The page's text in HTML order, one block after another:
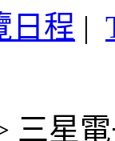
日程 |
三星